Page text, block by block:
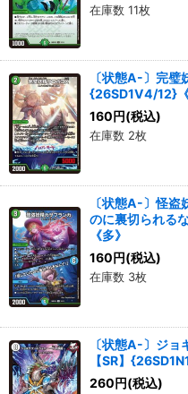
在庫数 11枚
〔状態A-〕完璧
{26SD1V4/12}《
160 円(税込)
在庫数 2枚
〔状態A-〕怪盗
のに裏切られる
《多》
160 円(税込)
在庫数 3枚
〔状態A-〕ジョ
【SR】
260 円(税込)